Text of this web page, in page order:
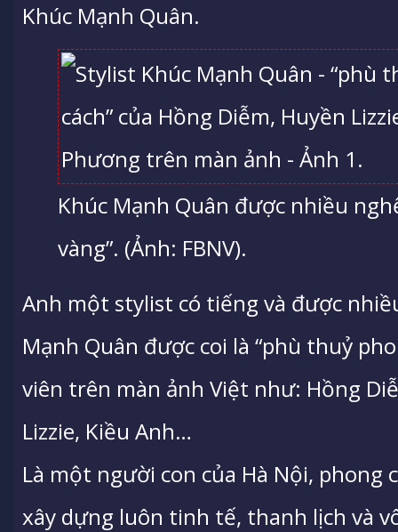
Khúc Mạnh Quân.
Khúc Mạnh Quân được nhiều
vàng”. (Ảnh: FBNV).
Anh một stylist có tiếng và được
Mạnh Quân được coi là “phù thuỷ
viên trên màn ảnh Việt như: Hồng
Lizzie, Kiều Anh…
Là một người con của Hà Nội, phong
xây dựng luôn tinh tế, thanh lịch và